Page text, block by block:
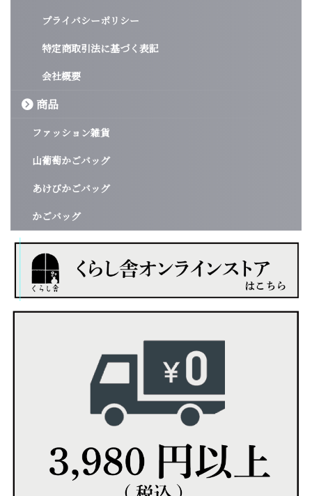
プライバシーポリシー
特定商取引法に基づく表記
会社概要
商品
ファッション雑貨
山葡萄かごバッグ
あけびかごバッグ
かごバッグ